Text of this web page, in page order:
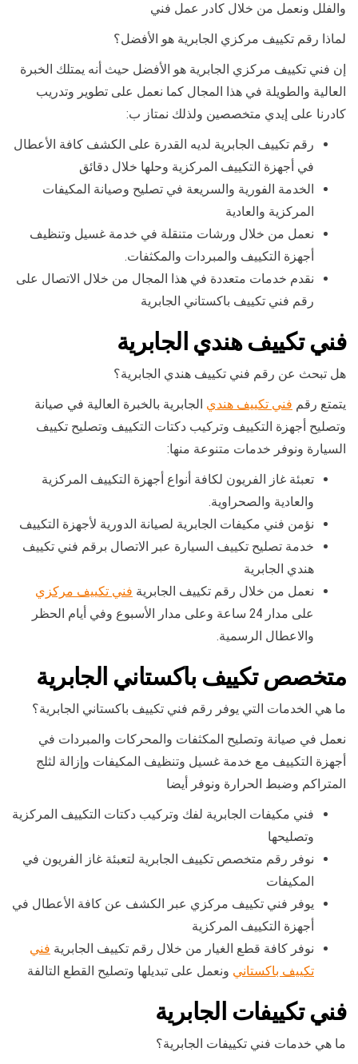
والفلل ونعمل من خلال كادر عمل فني
لماذا رقم تكييف مركزي الجابرية هو الأفضل؟
إن فني تكييف مركزي الجابرية هو الأفضل حيث أنه يمتلك الخبرة
العالية والطويلة في هذا المجال كما نعمل على تطوير وتدريب
كادرنا على إيدي متخصصين ولذلك نمتاز ب:
رقم تكييف الجابرية لديه القدرة على الكشف كافة الأعطال
في أجهزة التكييف المركزية وحلها خلال دقائق
الخدمة الفورية والسريعة في تصليح وصيانة المكيفات
المركزية والعادية
نعمل من خلال ورشات متنقلة في خدمة غسيل وتنظيف
أجهزة التكييف والمبردات والمكثفات.
نقدم خدمات متعددة في هذا المجال من خلال الاتصال على
رقم فني تكييف باكستاني الجابرية
فني تكييف هندي الجابرية
هل تبحث عن رقم فني تكييف هندي الجابرية؟
يتمتع رقم فني تكييف هندي الجابرية بالخبرة العالية في صيانة
وتصليح أجهزة التكييف وتركيب دكتات التكييف وتصليح تكييف
السيارة ونوفر خدمات متنوعة منها:
تعبئة غاز الفريون لكافة أنواع أجهزة التكييف المركزية
والعادية والصحراوية.
نؤمن فني مكيفات الجابرية لصيانة الدورية لأجهزة التكييف
خدمة تصليح تكييف السيارة عبر الاتصال برقم فني تكييف
هندي الجابرية
نعمل من خلال رقم تكييف الجابرية فني تكييف مركزي
على مدار 24 ساعة وعلى مدار الأسبوع وفي أيام الحظر
والاعطال الرسمية.
متخصص تكييف باكستاني الجابرية
ما هي الخدمات التي يوفر رقم فني تكييف باكستاني الجابرية؟
نعمل في صيانة وتصليح المكثفات والمحركات والمبردات في
أجهزة التكييف مع خدمة غسيل وتنظيف المكيفات وإزالة لثلج
المتراكم وضبط الحرارة ونوفر أيضا
فني مكيفات الجابرية لفك وتركيب دكتات التكييف المركزية
وتصليحها
نوفر رقم متخصص تكييف الجابرية لتعبئة غاز الفريون في
المكيفات
يوفر فني تكييف مركزي عبر الكشف عن كافة الأعطال في
أجهزة التكييف المركزية
نوفر كافة قطع الغيار من خلال رقم تكييف الجابرية فني
تكييف باكستاني ونعمل على تبديلها وتصليح القطع التالفة
فني تكييفات الجابرية
ما هي خدمات فني تكييفات الجابرية؟